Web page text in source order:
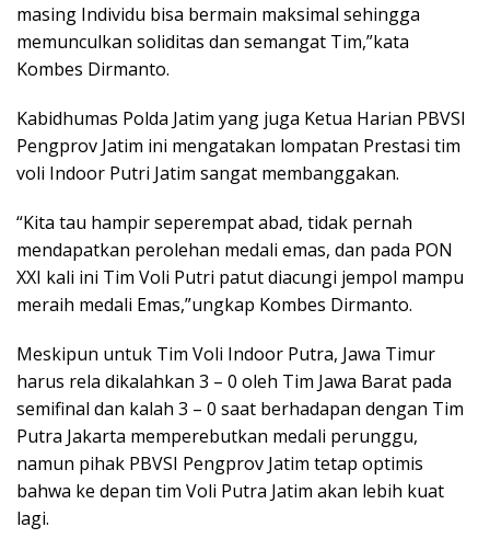
masing Individu bisa bermain maksimal sehingga
memunculkan soliditas dan semangat Tim,”kata
Kombes Dirmanto.
Kabidhumas Polda Jatim yang juga Ketua Harian PBVSI
Pengprov Jatim ini mengatakan lompatan Prestasi tim
voli Indoor Putri Jatim sangat membanggakan.
“Kita tau hampir seperempat abad, tidak pernah
mendapatkan perolehan medali emas, dan pada PON
XXI kali ini Tim Voli Putri patut diacungi jempol mampu
meraih medali Emas,”ungkap Kombes Dirmanto.
Meskipun untuk Tim Voli Indoor Putra, Jawa Timur
harus rela dikalahkan 3 – 0 oleh Tim Jawa Barat pada
semifinal dan kalah 3 – 0 saat berhadapan dengan Tim
Putra Jakarta memperebutkan medali perunggu,
namun pihak PBVSI Pengprov Jatim tetap optimis
bahwa ke depan tim Voli Putra Jatim akan lebih kuat
lagi.